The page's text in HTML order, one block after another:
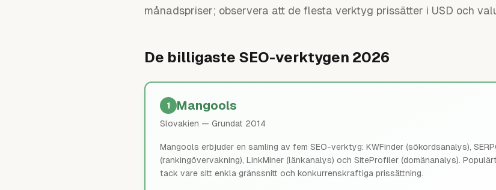
månadspriser; observera att de flesta verktyg prissätter i USD och
De billigaste SEO-verktygen 2026
1 Mangools
Slovakien — Grundat 2014
Mangools erbjuder en samling av fem SEO-verktyg: KWFinder (sökordsanalys),
(rankingövervakning), LinkMiner (länkanalys) och SiteProfiler (domänanalys).
tack vare sitt enkla gränssnitt och konkurrenskraftiga prissättning.